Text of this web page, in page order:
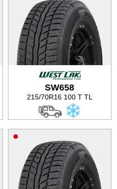
SW658
215/70R16 100 T TL